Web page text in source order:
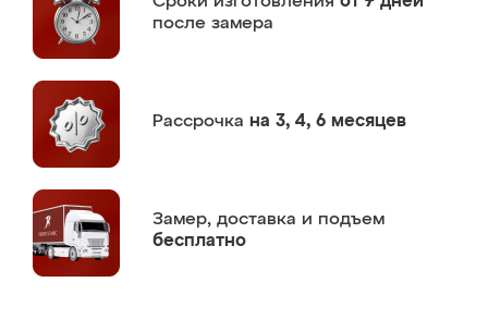
после замера
Рассрочка на 3, 4, 6 месяцев
Замер, доставка и подъем
бесплатно